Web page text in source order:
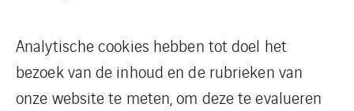
Analytische cookies hebben tot doel het
bezoek van de inhoud en de rubrieken van
onze website te meten, om deze te evalueren